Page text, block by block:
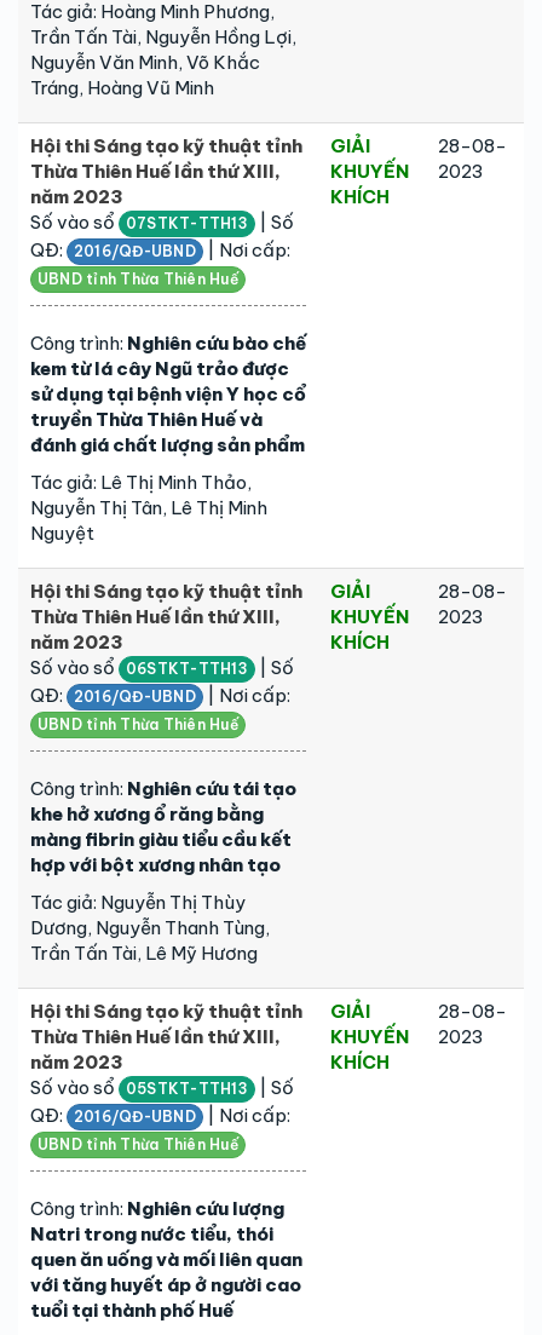
Tác giả: Hoàng Minh Phương,
Trần Tấn Tài, Nguyễn Hồng Lợi,
Nguyễn Văn Minh, Võ Khắc
Tráng, Hoàng Vũ Minh
Hội thi Sáng tạo kỹ thuật tỉnh
Thừa Thiên Huế lần thứ XIII,
năm 2023
Số vào sổ
07STKT-TTH13 | Số
QĐ:
2016/QĐ-UBND | Nơi cấp:
UBND tỉnh Thừa Thiên Huế
Công trình: Nghiên cứu bào chế
kem từ lá cây Ngũ trảo được
sử dụng tại bệnh viện Y học cổ
truyền Thừa Thiên Huế và
đánh giá chất lượng sản phẩm
Tác giả: Lê Thị Minh Thảo,
Nguyễn Thị Tân, Lê Thị Minh
Nguyệt
GIẢI
KHUYẾN
KHÍCH
28-08-
2023
Hội thi Sáng tạo kỹ thuật tỉnh
Thừa Thiên Huế lần thứ XIII,
năm 2023
Số vào sổ
06STKT-TTH13 | Số
QĐ:
2016/QĐ-UBND | Nơi cấp:
UBND tỉnh Thừa Thiên Huế
Công trình: Nghiên cứu tái tạo
khe hở xương ổ răng bằng
màng fibrin giàu tiểu cầu kết
hợp với bột xương nhân tạo
Tác giả: Nguyễn Thị Thùy
Dương, Nguyễn Thanh Tùng,
Trần Tấn Tài, Lê Mỹ Hương
GIẢI
KHUYẾN
KHÍCH
28-08-
2023
Hội thi Sáng tạo kỹ thuật tỉnh
Thừa Thiên Huế lần thứ XIII,
năm 2023
Số vào sổ
05STKT-TTH13 | Số
QĐ:
2016/QĐ-UBND | Nơi cấp:
UBND tỉnh Thừa Thiên Huế
Công trình: Nghiên cứu lượng
Natri trong nước tiểu, thói
quen ăn uống và mối liên quan
với tăng huyết áp ở người cao
tuổi tại thành phố Huế
GIẢI
KHUYẾN
KHÍCH
28-08-
2023